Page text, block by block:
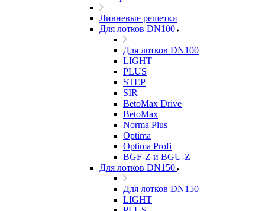
Ливневые решетки
Для лотков DN100
Для лотков DN100
LIGHT
PLUS
STEP
SIR
BetoMax Drive
BetoMax
Norma Plus
Optima
Optima Profi
BGF-Z и BGU-Z
Для лотков DN150
Для лотков DN150
LIGHT